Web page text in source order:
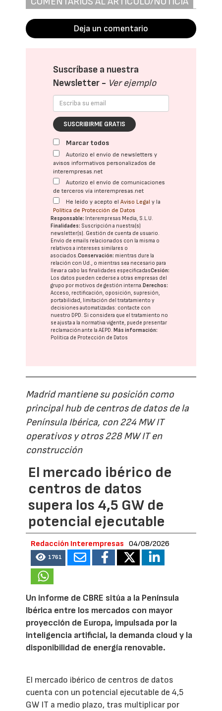
Deja un comentario
Suscríbase a nuestra
Newsletter - Ver ejemplo
SUSCRIBIRME GRATIS
Marcar todos
Autorizo el envío de newsletters y
avisos informativos personalizados de
interempresas.net
Autorizo el envío de comunicaciones
de terceros vía interempresas.net
He leído y acepto elAviso Legal y la
Política de Protección de Datos
Responsable: Interempresas Media, S.L.U.
Finalidades: Suscripción a nuestra(s)
newsletter(s). Gestión de cuenta de usuario.
Envío de emails relacionados con la misma o
relativos a intereses similares o
asociados.Conservación: mientras dure la
relación con Ud., o mientras sea necesario para
llevar a cabo las finalidades especificadasCesión:
Los datos pueden cederse a otras empresas del
grupo por motivos de gestión interna.Derechos:
Acceso, rectificación, oposición, supresión,
portabilidad, limitación del tratatamiento y
decisiones automatizadas: contacte con
nuestro DPD . Si considera que el tratamiento no
se ajusta a la normativa vigente, puede presentar
reclamación ante laAEPD .Más información:
Política de Protección de Datos
Madrid mantiene su posición como
principal hub de centros de datos de la
Península Ibérica, con 224 MW IT
operativos y otros 228 MW IT en
construcción
El mercado ibérico de
centros de datos
supera los 4,5 GW de
potencial ejecutable
Redacción Interempresas 04/08/2026
1761
Un informe de CBRE sitúa a la Península
Ibérica entre los mercados con mayor
proyección de Europa, impulsada por la
inteligencia artificial, la demanda cloud y la
disponibilidad de energía renovable.
El mercado ibérico de centros de datos
cuenta con un potencial ejecutable de 4,5
GW IT a medio plazo, tras multiplicar por